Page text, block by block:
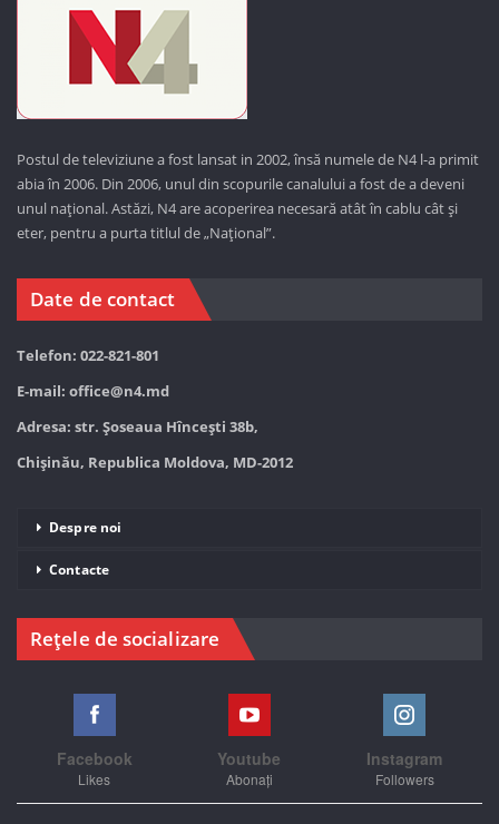
Postul de televiziune a fost lansat in 2002, însă numele de N4 l-a primit
abia în 2006. Din 2006, unul din scopurile canalului a fost de a deveni
unul național. Astăzi, N4 are acoperirea necesară atât în cablu cât și
eter, pentru a purta titlul de „Național”.
Date de contact
Telefon: 022-821-801
E-mail: office@n4.md
Adresa: str. Șoseaua Hînceşti 38b,
Chișinău, Republica Moldova, MD-2012
Despre noi
Contacte
Rețele de socializare
Facebook
Likes
Youtube
Abonați
Instagram
Followers